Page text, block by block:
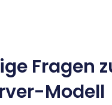
Fragen
Modell